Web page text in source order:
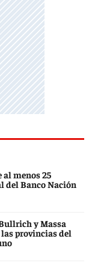
al menos 25
del Banco Nación
y Massa
provincias del